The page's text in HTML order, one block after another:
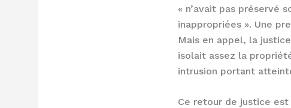
« n’avait pas préservé
inappropriées ». Une
Mais en appel, la
isolait assez la
intrusion portant
Ce retour de justice